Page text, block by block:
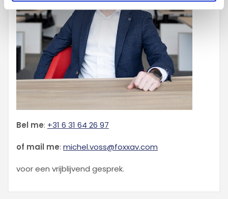
Bel me: +31 6 31 64 26 97
of mail me: michel.voss@foxxav.com
voor een vrijblijvend gesprek.